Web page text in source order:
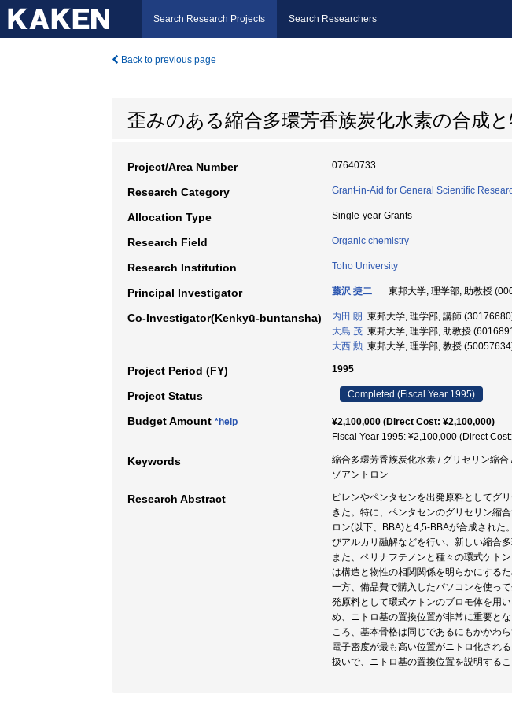
Search Research Projects Search Researchers
Back to previous page
歪みのある縮合多環芳香族炭化水素の合成
Project/Area Number 07640733
Research Category Grant-in-Aid for General Scientific
Allocation Type Single-year Grants
Research Field Organic chemistry
Research Institution Toho University
Principal Investigator 藤沢 捷二 東邦大学, 理学部, 助教授
Co-Investigator(Kenkyū-buntansha) 内田 朗 東邦大学, 理学部, 講師
大島 茂 東邦大学, 理学部, 助教授
大西 勲 東邦大学, 理学部, 教授
Project Period (FY) 1995
Project Status Completed (Fiscal Year 1995)
Budget Amount *help
¥2,100,000 (Direct Cost: ¥2,100,000)
Fiscal Year 1995: ¥2,100,000 (Direct
Keywords
縮合多環芳香族炭化水素 / グリセリン縮
ゾアントロン
Research Abstract
ピレンやペンタセンを出発原料としてグ
きた。特に、ペンタセンのグリセリン縮
ロン(以下、BBA)と4,5-BBAが合成された
びアルカリ融解などを行い、新しい縮合
また、ペリナフテノンと種々の環式ケト
は構造と物性の相関関係を明らかにする
一方、備品費で購入したパソコンを使っ
発原料として環式ケトンのブロモ体を用
め、ニトロ基の置換位置が非常に重要と
ころ、基本骨格は同じであるにもかかわ
電子密度が最も高い位置がニトロ化され
扱いで、ニトロ基の置換位置を説明するこ